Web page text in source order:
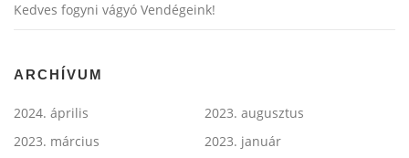
Kedves fogyni vágyó Vendégeink!
ARCHÍVUM
2024. április
2023. augusztus
2023. március
2023. január